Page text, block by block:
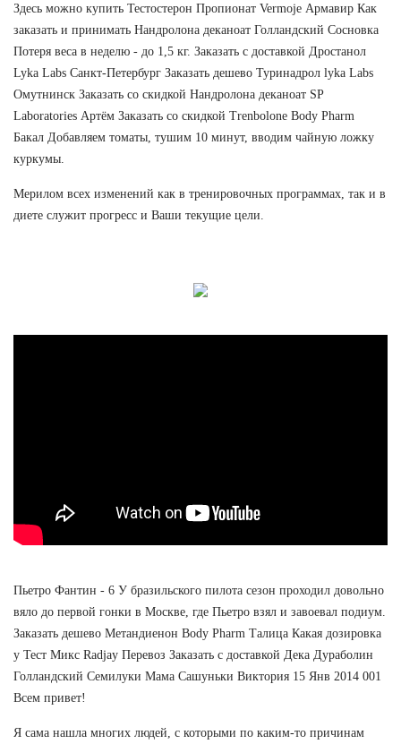
Здесь можно купить Тестостерон Пропионат Vermoje Армавир Как
заказать и принимать Нандролона деканоат Голландский Сосновка
Потеря веса в неделю - до 1,5 кг. Заказать с доставкой Дростанол
Lyka Labs Санкт-Петербург Заказать дешево Туринадрол lyka Labs
Омутнинск Заказать со скидкой Нандролона деканоат SP
Laboratories Артём Заказать со скидкой Trenbolone Body Pharm
Бакал Добавляем томаты, тушим 10 минут, вводим чайную ложку
куркумы.
Мерилом всех изменений как в тренировочных программах, так и в
диете служит прогресс и Ваши текущие цели.
Пьетро Фантин - 6 У бразильского пилота сезон проходил довольно
вяло до первой гонки в Москве, где Пьетро взял и завоевал подиум.
Заказать дешево Метандиенон Body Pharm Талица Какая дозировка
у Тест Микс Radjay Перевоз Заказать с доставкой Дека Дураболин
Голландский Семилуки Мама Сашуньки Виктория 15 Янв 2014 001
Всем привет!
Я сама нашла многих людей, с которыми по каким-то причинам